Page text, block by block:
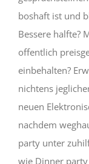
boshaft ist und
Bessere halfte?
offentlich
einbehalten?
nichtens
neuen
nachdem
party unter
wie Dinner